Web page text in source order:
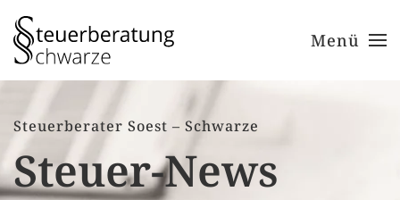
Zum Hauptinhalt springen Menü
Steuerberater Soest – Schwarze
Steuer-News